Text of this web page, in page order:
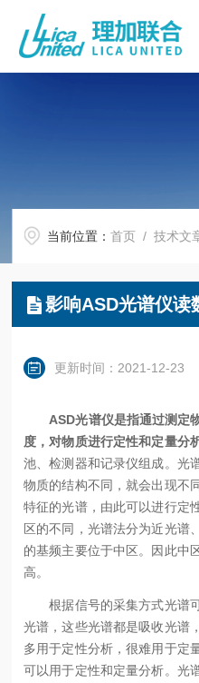
当前位置：首页 /技术文
影响ASD光谱仪读
更新时间：2021-12-23
ASD光谱仪是指通过测定
度，对物质进行定性和定量分
池、检测器和记录仪组成。光
物质的结构不同，就会出现不
特征的光谱，由此可以进行定
区的不同，光谱法分为近光谱
的基频主要位于中区。因此中
高。
根据信号的采集方式光谱可
光谱，这些光谱都是吸收光谱
多用于定性分析，很难用于定
可以用于定性和定量分析。光